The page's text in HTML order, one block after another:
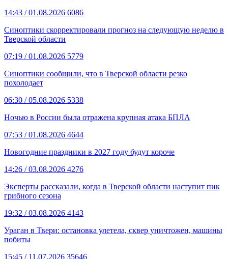
14:43 / 01.08.2026 6086
Синоптики скорректировали прогноз на следующую неделю в
Тверской области
07:19 / 01.08.2026 5779
Синоптики сообщили, что в Тверской области резко
похолодает
06:30 / 05.08.2026 5338
Ночью в России была отражена крупная атака БПЛА
07:53 / 01.08.2026 4644
Новогодние праздники в 2027 году будут короче
14:26 / 03.08.2026 4276
Эксперты рассказали, когда в Тверской области наступит пик
грибного сезона
19:32 / 03.08.2026 4143
Ураган в Твери: остановка улетела, сквер уничтожен, машины
побиты
15:45 / 11.07.2026 35646